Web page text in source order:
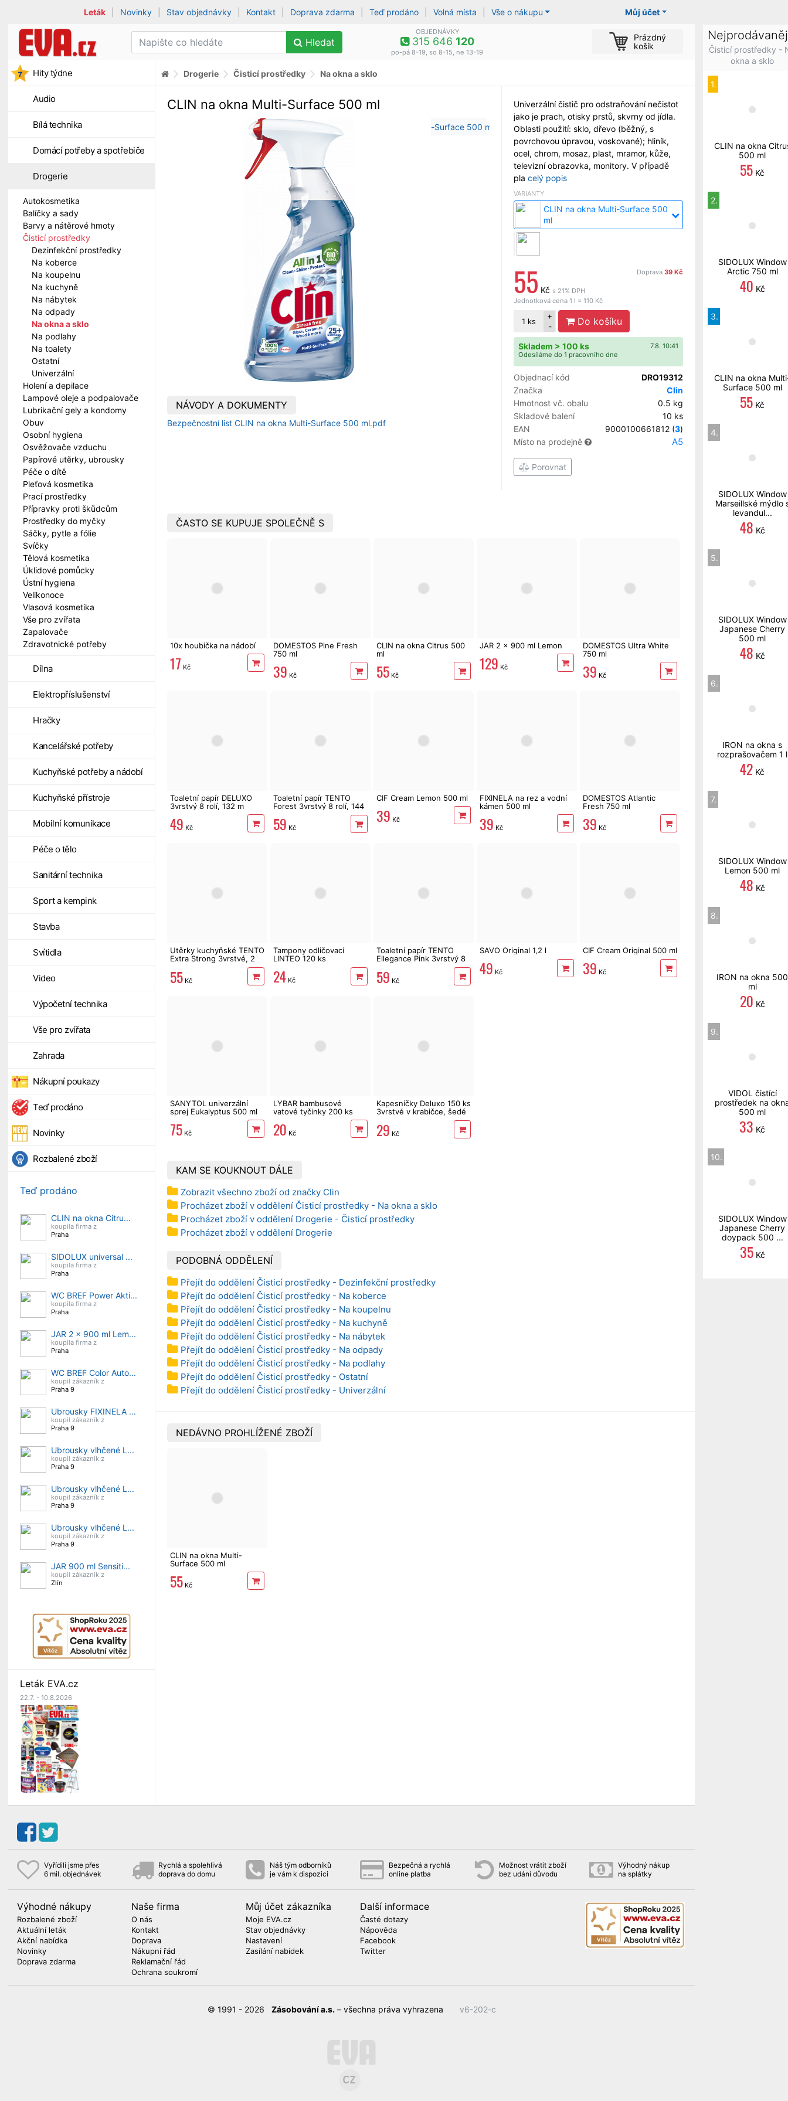
Můj účet
Leták Novinky Stav objednávky Kontakt Doprava zdarma Teď prodáno Volná místa Vše o nákupu
Hledat
OBJEDNÁVKY
315 646 120
po-pá 8-19, so 8-15, ne 13-19
Prázdný
košík
Hity týdne
Audio
Bílá technika
Domácí potřeby a spotřebiče
Drogerie
Autokosmetika
Balíčky a sady
Barvy a nátěrové hmoty
Čisticí prostředky
Dezinfekční prostředky
Na koberce
Na koupelnu
Na kuchyně
Na nábytek
Na odpady
Na okna a sklo
Na podlahy
Na toalety
Ostatní
Univerzální
Holení a depilace
Lampové oleje a podpalovače
Lubrikační gely a kondomy
Obuv
Osobní hygiena
Osvěžovače vzduchu
Papírové utěrky, ubrousky
Péče o dítě
Pleťová kosmetika
Prací prostředky
Přípravky proti škůdcům
Prostředky do myčky
Sáčky, pytle a fólie
Svíčky
Tělová kosmetika
Úklidové pomůcky
Ústní hygiena
Velikonoce
Vlasová kosmetika
Vše pro zvířata
Zapalovače
Zdravotnické potřeby
Dílna
Elektropříslušenství
Hračky
Kancelářské potřeby
Kuchyňské potřeby a nádobí
Kuchyňské přístroje
Mobilní komunikace
Péče o tělo
Sanitární technika
Sport a kempink
Stavba
Svítidla
Video
Výpočetní technika
Vše pro zvířata
Zahrada
Nákupní poukazy
Teď prodáno
Novinky
Rozbalené zboží
Teď prodáno
CLIN na okna Citru...
koupila firma z
Praha
SIDOLUX universal ...
koupila firma z
Praha
WC BREF Power Akti...
koupila firma z
Praha
JAR 2 x 900 ml Lem...
koupila firma z
Praha
WC BREF Color Auto...
koupil zákazník z
Praha 9
Ubrousky FIXINELA ...
koupil zákazník z
Praha 9
Ubrousky vlhčené L...
koupil zákazník z
Praha 9
Ubrousky vlhčené L...
koupil zákazník z
Praha 9
Ubrousky vlhčené L...
koupil zákazník z
Praha 9
JAR 900 ml Sensiti...
koupil zákazník z
Zlín
Leták EVA.cz
22.7. - 10.8.2026
Drogerie Čisticí prostředky Na okna a sklo
Univerzální čistič pro odstraňování nečistot
jako je prach, otisky prstů, skvrny od jídla.
Oblasti použití: sklo, dřevo (běžný, s
povrchovou úpravou, voskované); hliník,
ocel, chrom, mosaz, plast, mramor, kůže,
televizní obrazovka, monitory. V případě
pla celý popis
VARIANTY
CLIN na okna Multi-Surface 500
ml
Doprava 39 Kč
55 Kč s 21% DPH
Jednotková cena 1 l = 110 Kč
1 ks
+
-
Do košíku
7.8. 10:41
Skladem > 100 ks
Odesíláme do 1 pracovního dne
Objednací kód
DRO19312
Značka
Clin
Hmotnost vč. obalu
0.5 kg
Skladové balení
10 ks
EAN
9000100661812 (3)
Místo na prodejně
A5
Porovnat
CLIN na okna Multi-Surface 500 ml
NÁVODY A DOKUMENTY
Bezpečnostní list CLIN na okna Multi-Surface 500 ml.pdf
ČASTO SE KUPUJE SPOLEČNĚ S
10x houbička na nádobí
17 Kč
DOMESTOS Pine Fresh
750 ml
39 Kč
CLIN na okna Citrus 500
ml
55 Kč
JAR 2 x 900 ml Lemon
129 Kč
DOMESTOS Ultra White
750 ml
39 Kč
Toaletní papír DELUXO
3vrstvý 8 rolí, 132 m
49 Kč
Toaletní papír TENTO
Forest 3vrstvý 8 rolí, 144
59 Kč
CIF Cream Lemon 500 ml
39 Kč
FIXINELA na rez a vodní
kámen 500 ml
39 Kč
DOMESTOS Atlantic
Fresh 750 ml
39 Kč
Utěrky kuchyňské TENTO
Extra Strong 3vrstvé, 2
55 Kč
Tampony odličovací
LINTEO 120 ks
24 Kč
Toaletní papír TENTO
Ellegance Pink 3vrstvý 8
59 Kč
SAVO Original 1,2 l
49 Kč
CIF Cream Original 500 ml
39 Kč
SANYTOL univerzální
sprej Eukalyptus 500 ml
75 Kč
LYBAR bambusové
vatové tyčinky 200 ks
20 Kč
Kapesníčky Deluxo 150 ks
3vrstvé v krabičce, šedé
29 Kč
KAM SE KOUKNOUT DÁLE
Zobrazit všechno zboží od značky Clin
Procházet zboží v oddělení Čisticí prostředky - Na okna a sklo
Procházet zboží v oddělení Drogerie - Čisticí prostředky
Procházet zboží v oddělení Drogerie
PODOBNÁ ODDĚLENÍ
Přejít do oddělení Čisticí prostředky - Dezinfekční prostředky
Přejít do oddělení Čisticí prostředky - Na koberce
Přejít do oddělení Čisticí prostředky - Na koupelnu
Přejít do oddělení Čisticí prostředky - Na kuchyně
Přejít do oddělení Čisticí prostředky - Na nábytek
Přejít do oddělení Čisticí prostředky - Na odpady
Přejít do oddělení Čisticí prostředky - Na podlahy
Přejít do oddělení Čisticí prostředky - Ostatní
Přejít do oddělení Čisticí prostředky - Univerzální
NEDÁVNO PROHLÍŽENÉ ZBOŽÍ
CLIN na okna Multi-
Surface 500 ml
55 Kč
Vyřídili jsme přes
6 mil. objednávek
Rychlá a spolehlivá
doprava do domu
Náš tým odborníků
je vám k dispozici
Bezpečná a rychlá
online platba
Možnost vrátit zboží
bez udání důvodu
Výhodný nákup
na splátky
Výhodné nákupy
Rozbalené zboží
Aktuální leták
Akční nabídka
Novinky
Doprava zdarma
Naše firma
O nás
Kontakt
Doprava
Nákupní řád
Reklamační řád
Ochrana soukromí
Můj účet zákazníka
Moje EVA.cz
Stav objednávky
Nastavení
Zasílání nabídek
Další informace
Časté dotazy
Nápověda
Facebook
Twitter
© 1991 - 2026 Zásobování a.s. – všechna práva vyhrazena v6-202-c
Čisticí prostředky -
okna a sklo
1.
CLIN na okna
500 ml
55 Kč
2.
SIDOLUX Window
Arctic 750 ml
40 Kč
3.
CLIN na okna
Surface 500 ml
55 Kč
4.
SIDOLUX Window
Marseillské mýdlo
levandul...
48 Kč
5.
SIDOLUX Window
Japanese Cherry
500 ml
48 Kč
6.
IRON na okna s
rozprašovačem 1 l
42 Kč
7.
SIDOLUX Window
Lemon 500 ml
48 Kč
8.
IRON na okna 500
ml
20 Kč
9.
VIDOL čistící
prostředek na
500 ml
33 Kč
10.
SIDOLUX Window
Japanese Cherry
doypack 500 ...
35Kč